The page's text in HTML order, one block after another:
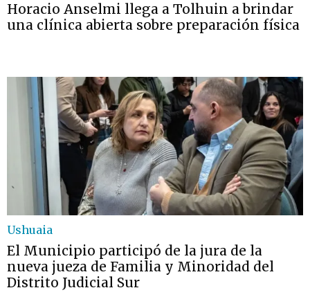
Horacio Anselmi llega a Tolhuin a brindar
una clínica abierta sobre preparación física
Ushuaia
El Municipio participó de la jura de la
nueva jueza de Familia y Minoridad del
Distrito Judicial Sur